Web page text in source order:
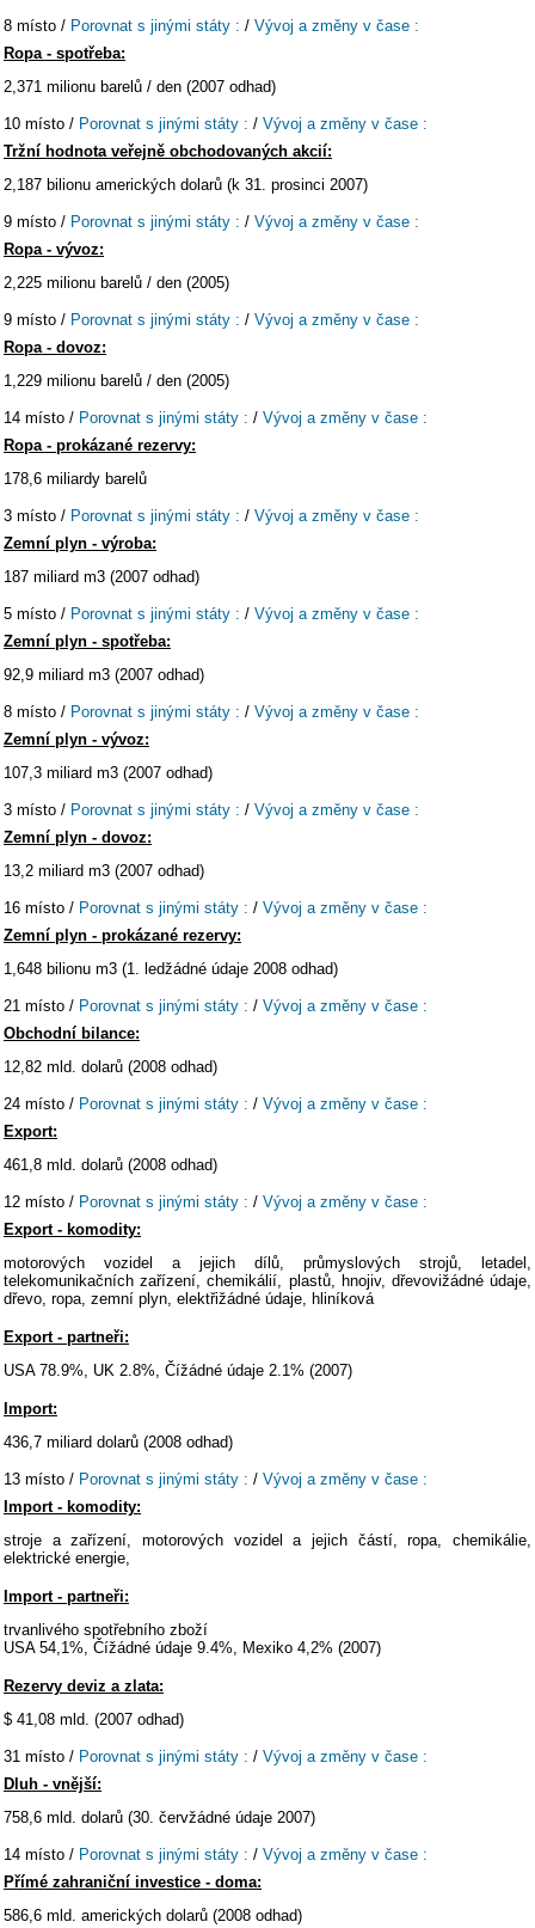
8 místo / Porovnat s jinými státy : / Vývoj a změny v čase :
Ropa - spotřeba:
2,371 milionu barelů / den (2007 odhad)
10 místo / Porovnat s jinými státy : / Vývoj a změny v čase :
Tržní hodnota veřejně obchodovaných akcií:
2,187 bilionu amerických dolarů (k 31. prosinci 2007)
9 místo / Porovnat s jinými státy : / Vývoj a změny v čase :
Ropa - vývoz:
2,225 milionu barelů / den (2005)
9 místo / Porovnat s jinými státy : / Vývoj a změny v čase :
Ropa - dovoz:
1,229 milionu barelů / den (2005)
14 místo / Porovnat s jinými státy : / Vývoj a změny v čase :
Ropa - prokázané rezervy:
178,6 miliardy barelů
3 místo / Porovnat s jinými státy : / Vývoj a změny v čase :
Zemní plyn - výroba:
187 miliard m3 (2007 odhad)
5 místo / Porovnat s jinými státy : / Vývoj a změny v čase :
Zemní plyn - spotřeba:
92,9 miliard m3 (2007 odhad)
8 místo / Porovnat s jinými státy : / Vývoj a změny v čase :
Zemní plyn - vývoz:
107,3 miliard m3 (2007 odhad)
3 místo / Porovnat s jinými státy : / Vývoj a změny v čase :
Zemní plyn - dovoz:
13,2 miliard m3 (2007 odhad)
16 místo / Porovnat s jinými státy : / Vývoj a změny v čase :
Zemní plyn - prokázané rezervy:
1,648 bilionu m3 (1. ledžádné údaje 2008 odhad)
21 místo / Porovnat s jinými státy : / Vývoj a změny v čase :
Obchodní bilance:
12,82 mld. dolarů (2008 odhad)
24 místo / Porovnat s jinými státy : / Vývoj a změny v čase :
Export:
461,8 mld. dolarů (2008 odhad)
12 místo / Porovnat s jinými státy : / Vývoj a změny v čase :
Export - komodity:
motorových vozidel a jejich dílů, průmyslových strojů, letadel,
telekomunikačních zařízení, chemikálií, plastů, hnojiv, dřevovižádné údaje,
dřevo, ropa, zemní plyn, elektřižádné údaje, hliníková
Export - partneři:
USA 78.9%, UK 2.8%, Čížádné údaje 2.1% (2007)
Import:
436,7 miliard dolarů (2008 odhad)
13 místo / Porovnat s jinými státy : / Vývoj a změny v čase :
Import - komodity:
stroje a zařízení, motorových vozidel a jejich částí, ropa, chemikálie,
elektrické energie,
Import - partneři:
trvanlivého spotřebního zboží
USA 54,1%, Čížádné údaje 9.4%, Mexiko 4,2% (2007)
Rezervy deviz a zlata:
$ 41,08 mld. (2007 odhad)
31 místo / Porovnat s jinými státy : / Vývoj a změny v čase :
Dluh - vnější:
758,6 mld. dolarů (30. červžádné údaje 2007)
14 místo / Porovnat s jinými státy : / Vývoj a změny v čase :
Přímé zahraniční investice - doma:
586,6 mld. amerických dolarů (2008 odhad)